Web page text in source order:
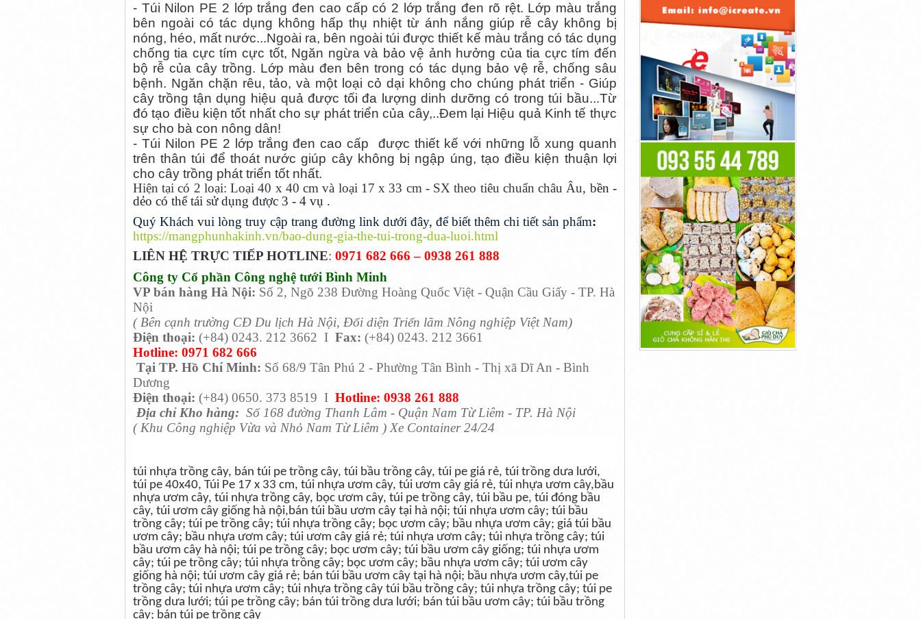
- Túi Nilon PE 2 lớp trắng đen cao cấp có 2 lớp trắng đen rõ rệt. Lớp màu trắng
bên ngoài có tác dụng không hấp thụ nhiệt từ ánh nắng giúp rễ cây không bị
nóng, héo, mất nước...Ngoài ra, bên ngoài túi được thiết kế màu trắng có tác dụng
chống tia cực tím cực tốt, Ngăn ngừa và bảo vệ ảnh hưởng của tia cực tím đến
bộ rễ của cây trồng. Lớp màu đen bên trong có tác dụng bảo vệ rễ, chống sâu
bệnh. Ngăn chặn rêu, tảo, và một loại cỏ dại không cho chúng phát triển - Giúp
cây trồng tận dụng hiệu quả được tối đa lượng dinh dưỡng có trong túi bầu...Từ
đó tạo điều kiện tốt nhất cho sự phát triển của cây,..Đem lại Hiệu quả Kinh tế thực
sự cho bà con nông dân!
- Túi Nilon PE 2 lớp trắng đen cao cấp được thiết kế với những lỗ xung quanh
trên thân túi để thoát nước giúp cây không bị ngập úng, tạo điều kiện thuận lợi
cho cây trồng phát triển tốt nhất.
Hiện tại có 2 loại: Loại 40 x 40 cm và loại 17 x 33 cm - SX theo tiêu chuẩn châu Âu, bền -
dẻo có thể tái sử dụng được 3 - 4 vụ .
Quý Khách vui lòng truy cập trang đường link dưới đây, để biết thêm chi tiết sản phẩm:
https://mangphunhakinh.vn/bao-dung-gia-the-tui-trong-dua-luoi.html
LIÊN HỆ TRỰC TIẾP HOTLINE: 0971 682 666 – 0938 261 888
Công ty Cổ phần Công nghệ tưới Bình Minh
VP bán hàng Hà Nội: Số 2, Ngõ 238 Đường Hoàng Quốc Việt - Quận Cầu Giấy - TP. Hà
Nội
( Bên cạnh trường CĐ Du lịch Hà Nội, Đối diện Triển lãm Nông nghiệp Việt Nam)
Điện thoại: (+84) 0243. 212 3662 IFax: (+84) 0243. 212 3661
Hotline: 0971 682 666
Tại TP. Hồ Chí Minh: Số 68/9 Tân Phú 2 - Phường Tân Bình - Thị xã Dĩ An - Bình
Dương
Điện thoại: (+84) 0650. 373 8519 I Hotline: 0938 261 888
Địa chỉ Kho hàng: Số 168 đường Thanh Lâm - Quận Nam Từ Liêm - TP. Hà Nội
( Khu Công nghiệp Vừa và Nhỏ Nam Từ Liêm ) Xe Container 24/24
túi nhựa trồng cây, bán túi pe trồng cây, túi bầu trồng cây, túi pe giá rẻ, túi trồng dưa lưới,
túi pe 40x40, Túi Pe 17 x 33 cm, túi nhựa ươm cây, túi ươm cây giá rẻ, túi nhựa ươm cây,bầu
nhựa ươm cây, túi nhựa trồng cây, bọc ươm cây, túi pe trồng cây, túi bầu pe, túi đóng bầu
cây, túi ươm cây giống hà nội,bán túi bầu ươm cây tại hà nội; túi nhựa ươm cây; túi bầu
trồng cây; túi pe trồng cây; túi nhựa trồng cây; bọc ươm cây; bầu nhựa ươm cây; giá túi bầu
ươm cây; bầu nhựa ươm cây; túi ươm cây giá rẻ; túi nhựa ươm cây; túi nhựa trồng cây; túi
bầu ươm cây hà nội; túi pe trồng cây; bọc ươm cây; túi bầu ươm cây giống; túi nhựa ươm
cây; túi pe trồng cây; túi nhựa trồng cây; bọc ươm cây; bầu nhựa ươm cây; túi ươm cây
giống hà nội; túi ươm cây giá rẻ; bán túi bầu ươm cây tại hà nội; bầu nhựa ươm cây,túi pe
trồng cây; túi nhựa ươm cây; túi nhựa trồng cây túi bầu trồng cây; túi nhựa trồng cây; túi pe
trồng dưa lưới; túi pe trồng cây; bán túi trồng dưa lưới; bán túi bầu ươm cây; túi bầu trồng
cây; bán túi pe trồng cây